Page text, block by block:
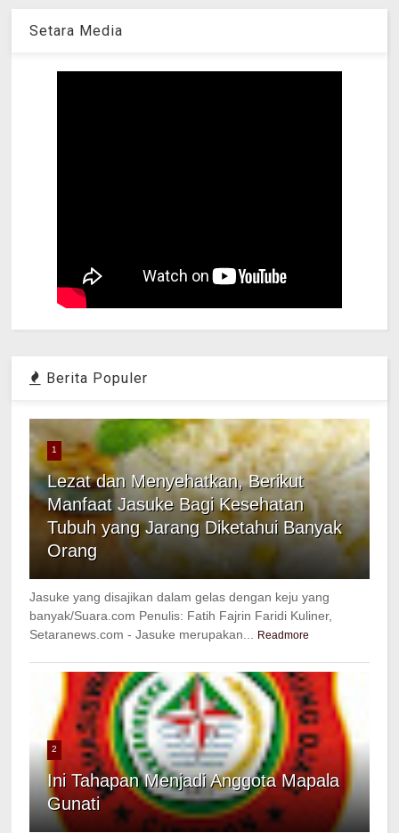
Setara Media
Berita Populer
1
Lezat dan Menyehatkan, Berikut
Manfaat Jasuke Bagi Kesehatan
Tubuh yang Jarang Diketahui Banyak
Orang
Jasuke yang disajikan dalam gelas dengan keju yang
banyak/Suara.com Penulis: Fatih Fajrin Faridi Kuliner,
Setaranews.com - Jasuke merupakan...
Readmore
2
Ini Tahapan Menjadi Anggota Mapala
Gunati